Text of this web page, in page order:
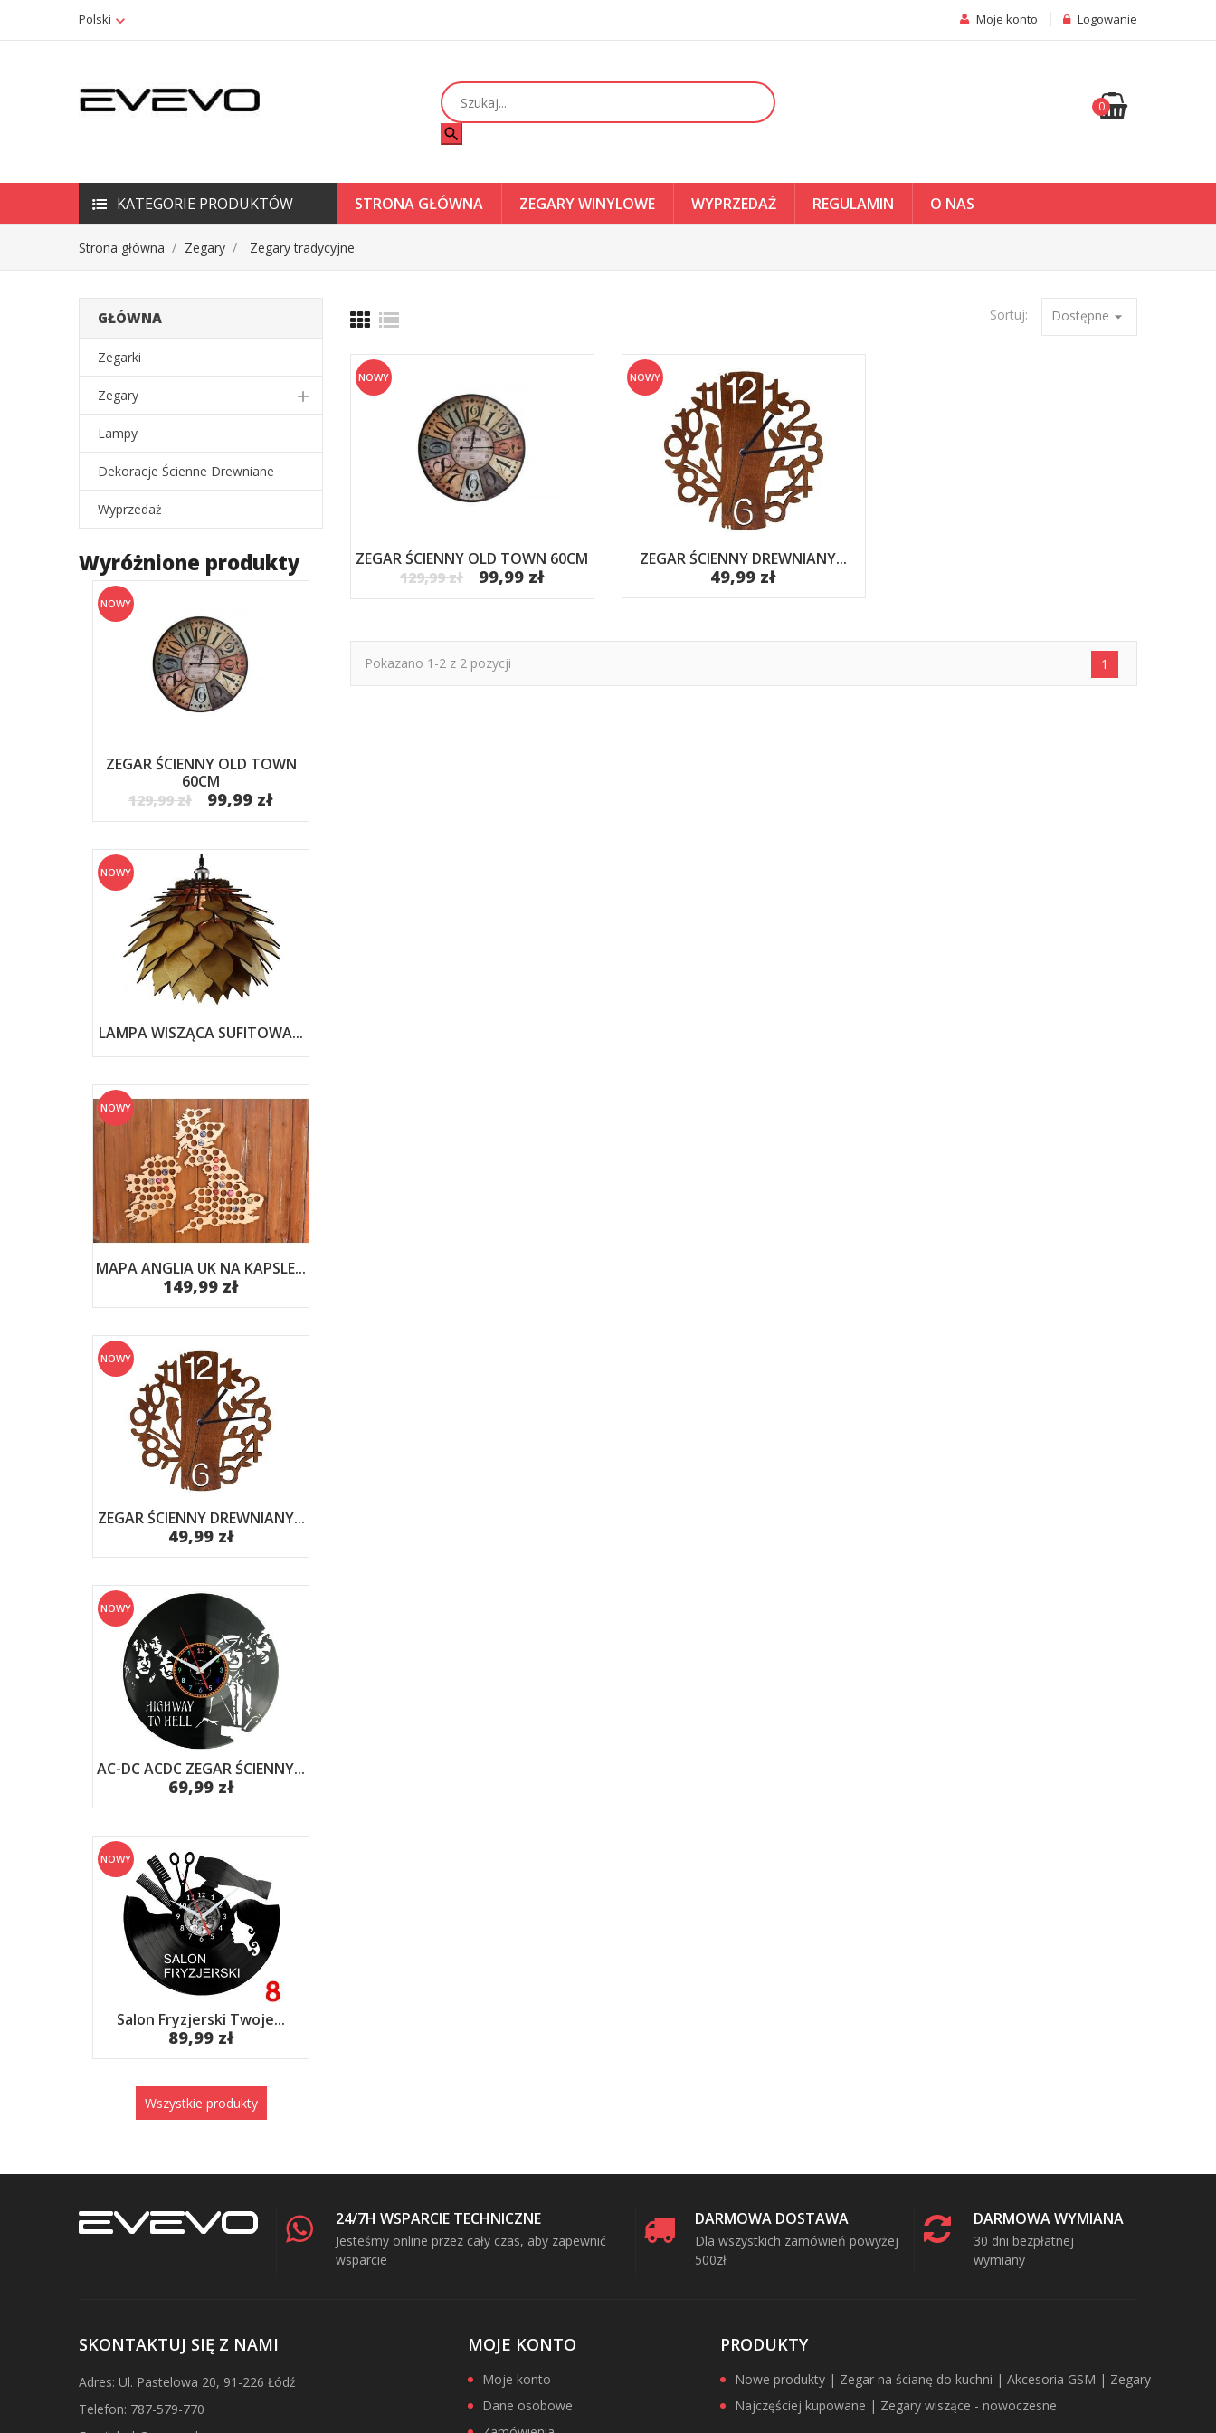
Polski Logowanie
Moje konto
0
search
KATEGORIE PRODUKTÓW STRONA GŁÓWNA ZEGARY WINYLOWE WYPRZEDAŻ REGULAMIN O NAS
Strona główna Zegary Zegary tradycyjne
GŁÓWNA
Zegarki
Zegary add
Lampy
Dekoracje Ścienne Drewniane
Wyprzedaż
Wyróżnione produkty
ZEGAR ŚCIENNY OLD TOWN
60CM
129,99 zł
99,99 zł
NOWY
LAMPA WISZĄCA SUFITOWA...
NOWY
MAPA ANGLIA UK NA KAPSLE...
149,99 zł
NOWY
ZEGAR ŚCIENNY DREWNIANY...
49,99 zł
NOWY
AC-DC ACDC ZEGAR ŚCIENNY...
69,99 zł
NOWY
Salon Fryzjerski Twoje...
89,99 zł
NOWY
Wszystkie produkty
Sortuj: Dostępne arrow_drop_down
ZEGAR ŚCIENNY OLD TOWN 60CM
129,99 zł
99,99 zł
NOWY
ZEGAR ŚCIENNY DREWNIANY...
49,99 zł
NOWY
Pokazano 1-2 z 2 pozycji 1
24/7H WSPARCIE TECHNICZNE
Jesteśmy online przez cały czas, aby zapewnić
wsparcie
DARMOWA DOSTAWA
Dla wszystkich zamówień powyżej
500zł
DARMOWA WYMIANA
30 dni bezpłatnej
wymiany
SKONTAKTUJ SIĘ Z NAMI
Adres: Ul. Pastelowa 20, 91-226 Łódź
Telefon: 787-579-770
MOJE KONTO
Moje konto
Dane osobowe
PRODUKTY
Nowe produkty | Zegar na ścianę do kuchni | Akcesoria GSM | Zegary
Najczęściej kupowane | Zegary wiszące - nowoczesne